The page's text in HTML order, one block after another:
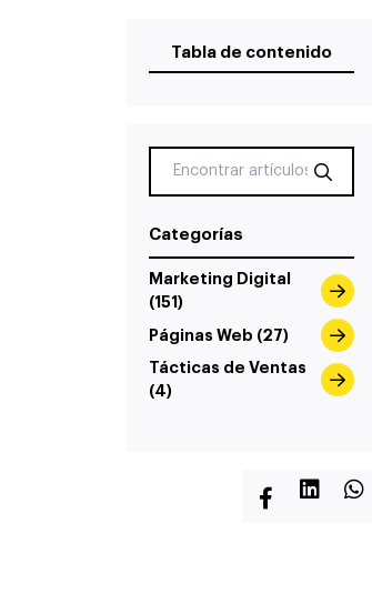
Tabla de contenido
Categorías
Marketing Digital
(151)
Páginas Web (27)
Tácticas de Ventas
(4)